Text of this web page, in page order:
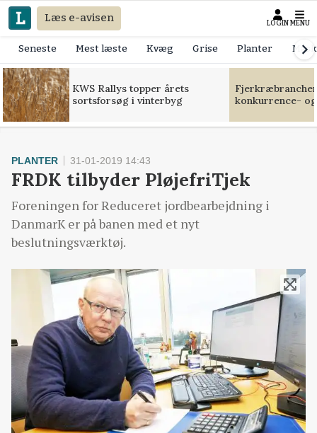
Læs e-avisen LOGIN MENU
Seneste Mest læste Kvæg Grise Planter
KWS Rallys topper årets
sortsforsøg i vinterbyg
konkurrence-
PLANTER 31-01-2019 14:43
FRDK tilbyder PløjefriTjek
Foreningen for Reduceret jordbearbejdning i
DanmarK er på banen med et nyt
beslutningsværktøj.